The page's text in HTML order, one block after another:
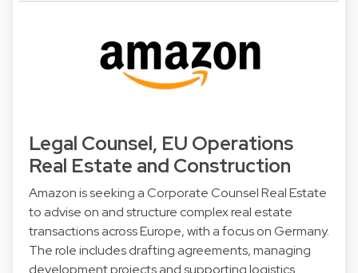
Legal Counsel, EU Operations
Real Estate and Construction
Amazon is seeking a Corporate Counsel Real Estate
to advise on and structure complex real estate
transactions across Europe, with a focus on Germany.
The role includes drafting agreements, managing
development projects and supporting logistics